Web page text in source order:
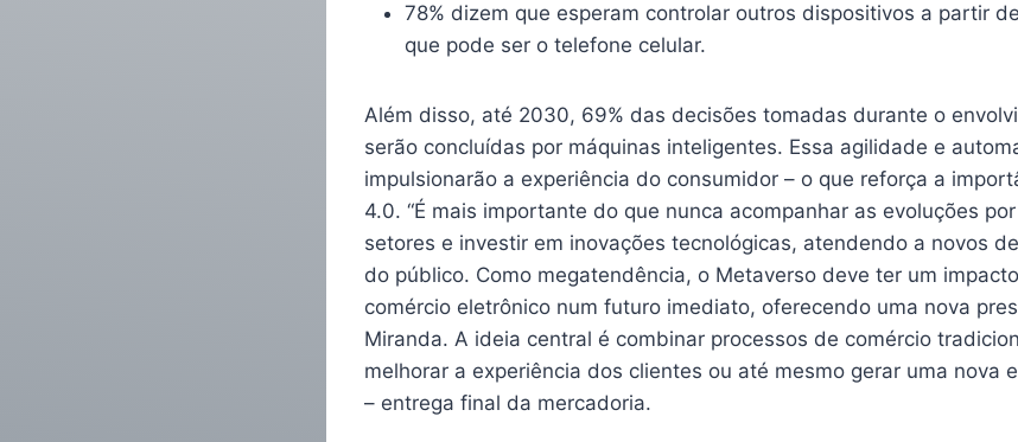
78% dizem que esperam controlar outros dispositivos a partir
que pode ser o telefone celular.
Além disso, até 2030, 69% das decisões tomadas durante o
serão concluídas por máquinas inteligentes. Essa agilidade e
impulsionarão a experiência do consumidor – o que reforça a
4.0. “É mais importante do que nunca acompanhar as evoluções
setores e investir em inovações tecnológicas, atendendo a novos
do público. Como megatendência, o Metaverso deve ter um
comércio eletrônico num futuro imediato, oferecendo uma nova
Miranda. A ideia central é combinar processos de comércio
melhorar a experiência dos clientes ou até mesmo gerar uma nova
– entrega final da mercadoria.